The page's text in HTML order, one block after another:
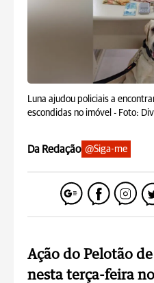
Luna ajudou policiais a
escondidas no imóvel - Foto:
Da Redação @Siga-me
Ação do Pelotão
nesta terça-feira